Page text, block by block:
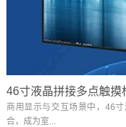
46寸液晶拼接多点触摸
商用显示与交互场景中，46
合，成为室...